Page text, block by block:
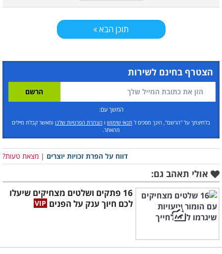
תוכן הבא
הצטרף בחינם לשירות
המשך עם:
בלחיצתך על "הרשם", הינך מסכים ל תנאי שימוש ו הצהרת הפרטיות שלנו ומאשר קבלת מיילים
מהאתר.
דווח על הפרת זכויות יוצרים | מצאת טעות?
אולי תאהב גם:
16 פתקים ושלטים מצחיקים שיעלו
לכם חיוך ענק על הפנים